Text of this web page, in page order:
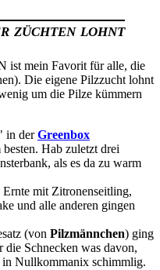
züchten lohnt
ist mein Favorit für alle, die
Die eigene Pilzzucht lohnt
um die Pilze kümmern
in derGreenbox
Hab zuletzt drei
als es da zu warm
mit Zitronenseitling,
und alle anderen gingen
(von Pilzmännchen) ging
Schnecken was davon,
Nullkommanix schimmlig.